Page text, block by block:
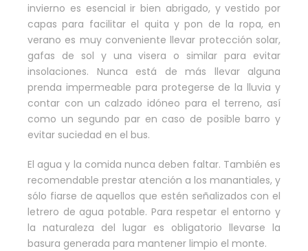
invierno es esencial ir bien abrigado, y vestido por
capas para facilitar el quita y pon de la ropa, en
verano es muy conveniente llevar protección solar,
gafas de sol y una visera o similar para evitar
insolaciones. Nunca está de más llevar alguna
prenda impermeable para protegerse de la lluvia y
contar con un calzado idóneo para el terreno, así
como un segundo par en caso de posible barro y
evitar suciedad en el bus.
El agua y la comida nunca deben faltar. También es
recomendable prestar atención a los manantiales, y
sólo fiarse de aquellos que estén señalizados con el
letrero de agua potable. Para respetar el entorno y
la naturaleza del lugar es obligatorio llevarse la
basura generada para mantener limpio el monte.